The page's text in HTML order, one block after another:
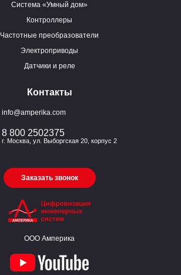
ООО Амперика
Система «Умный дом»
Контроллеры
Частотные преобразователи
Электроприводы
Датчики и реле
Контакты
info@amperika.com
8 800 2502375
г. Москва, ул. Выборгская 20, корпус 2
Заказать звонок